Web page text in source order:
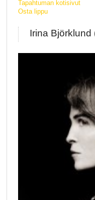
Tapahtuman kotisivut
Osta lippu
Irina Björklund